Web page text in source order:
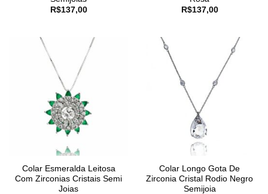
R$137,00
R$137,00
Colar Esmeralda Leitosa
Com Zirconias Cristais Semi
Joias
Colar Longo Gota De
Zirconia Cristal Rodio Negro
Semijoia